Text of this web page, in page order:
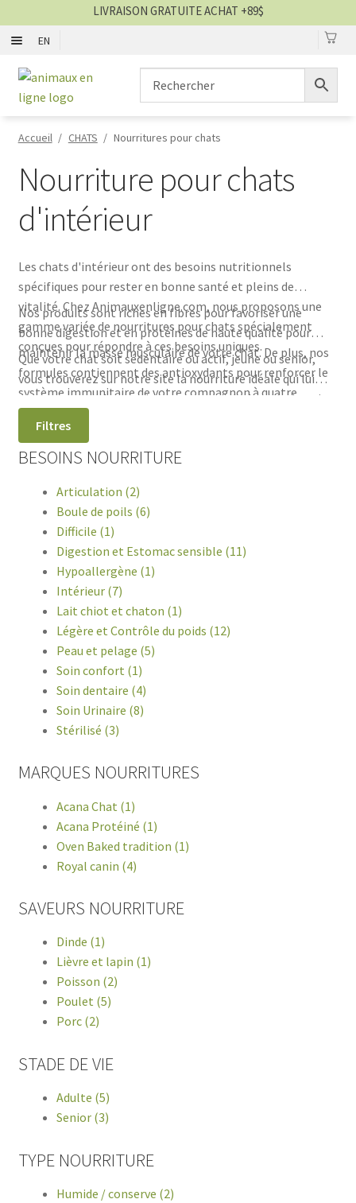
EN
Aller
à
navigation
Aller
au
LIVRAISON GRATUITE ACHAT +89$
CHIENS
SERVICES
🍁 PRODUITS CANADIEN
VENTES
Accueil / CHATS / Nourritures pour chats
Nourriture pour chats
d'intérieur
Les chats d'intérieur ont des besoins nutritionnels
spécifiques pour rester en bonne santé et pleins de
vitalité. Chez Animauxenligne.com, nous proposons une
gamme variée de nourritures pour chats spécialement
conçues pour répondre à ces besoins uniques.
Nos produits sont riches en fibres pour favoriser une
bonne digestion et en protéines de haute qualité pour
maintenir la masse musculaire de votre chat. De plus, nos
formules contiennent des antioxydants pour renforcer le
système immunitaire de votre compagnon à quatre
pattes.
Que votre chat soit sédentaire ou actif, jeune ou senior,
vous trouverez sur notre site la nourriture idéale qui lui
apportera tous les nutriments essentiels dont il a besoin
au quotidien. Offrez-lui le meilleur pour qu'il puisse
profiter pleinement de sa vie à l'intérieur en toute santé!
Filtres
BESOINS NOURRITURE
Articulation (2)
Boule de poils (6)
Difficile (1)
Digestion et Estomac sensible (11)
Hypoallergène (1)
Intérieur (7)
Lait chiot et chaton (1)
Légère et Contrôle du poids (12)
Peau et pelage (5)
Soin confort (1)
Soin dentaire (4)
Soin Urinaire (8)
Stérilisé (3)
MARQUES NOURRITURES
Acana Chat (1)
Acana Protéiné (1)
Oven Baked tradition (1)
Royal canin (4)
SAVEURS NOURRITURE
Dinde (1)
Lièvre et lapin (1)
Poisson (2)
Poulet (5)
Porc (2)
STADE DE VIE
Adulte (5)
Senior (3)
TYPE NOURRITURE
Humide / conserve (2)